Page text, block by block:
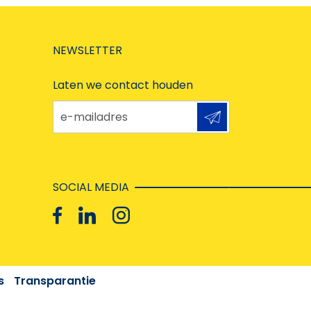
NEWSLETTER
Laten we contact houden
e-mailadres
SOCIAL MEDIA
Transparantie